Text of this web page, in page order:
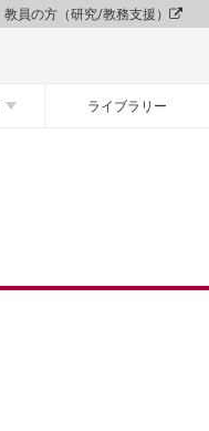
教員の方（研究/教務支援）
ライブラリー